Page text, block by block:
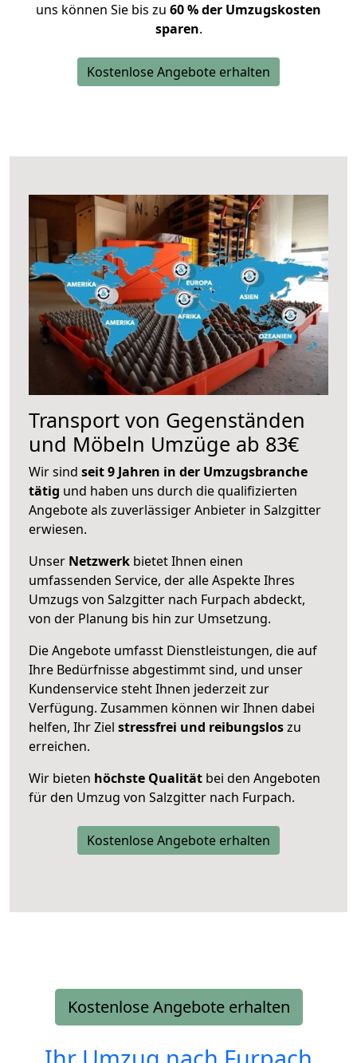
uns können Sie bis zu 60 % der Umzugskosten
sparen.
Kostenlose Angebote erhalten
Transport von Gegenständen
und Möbeln Umzüge ab 83€
Wir sind seit 9 Jahren in der Umzugsbranche
tätig und haben uns durch die qualifizierten
Angebote als zuverlässiger Anbieter in Salzgitter
erwiesen.
Unser Netzwerk bietet Ihnen einen
umfassenden Service, der alle Aspekte Ihres
Umzugs von Salzgitter nach Furpach abdeckt,
von der Planung bis hin zur Umsetzung.
Die Angebote umfasst Dienstleistungen, die auf
Ihre Bedürfnisse abgestimmt sind, und unser
Kundenservice steht Ihnen jederzeit zur
Verfügung. Zusammen können wir Ihnen dabei
helfen, Ihr Ziel stressfrei und reibungsloszu
erreichen.
Wir bieten höchste Qualität bei den Angeboten
für den Umzug von Salzgitter nach Furpach.
Kostenlose Angebote erhalten
Kostenlose Angebote erhalten